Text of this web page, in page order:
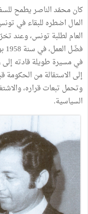
كان محمّد الناصر يطمح
المال اضطره للبقاء في
العام لطلبة تونس، وعند
في مسيرة طويلة قادته
وتحمل تبعات قراره،
السياسية.